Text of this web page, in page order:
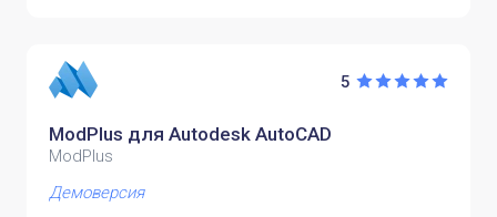
5
ModPlus для Autodesk AutoCAD
ModPlus
Демоверсия